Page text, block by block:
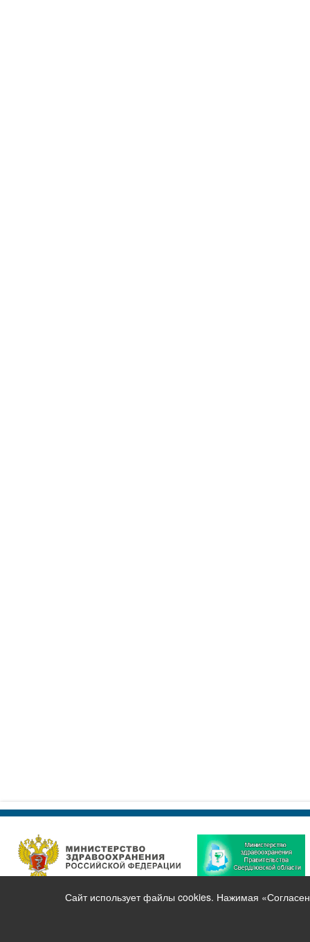
Сайт использует файлы cookies. Нажимая